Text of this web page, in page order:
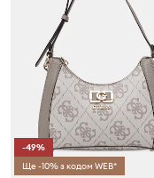
-49%
Ще -10% з кодом WEB*